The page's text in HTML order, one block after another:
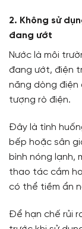
2. Không sử
đang ướt
Nước là môi
đang ướt, điện
năng dòng điện
tượng rò điện.
Đây là tình
bếp hoặc sân
bình nóng lạnh,
thao tác cắm
có thể tiềm ẩn
Để hạn chế rủi